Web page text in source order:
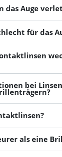
das Auge
für das
bei
als eine